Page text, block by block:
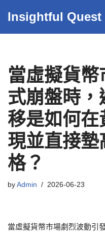
Insightful Quest
當虛擬貨
式崩盤時
移是如何
現並直接墊
格？
by Admin 2026-06-23
當虛擬貨幣市場劇烈波動引